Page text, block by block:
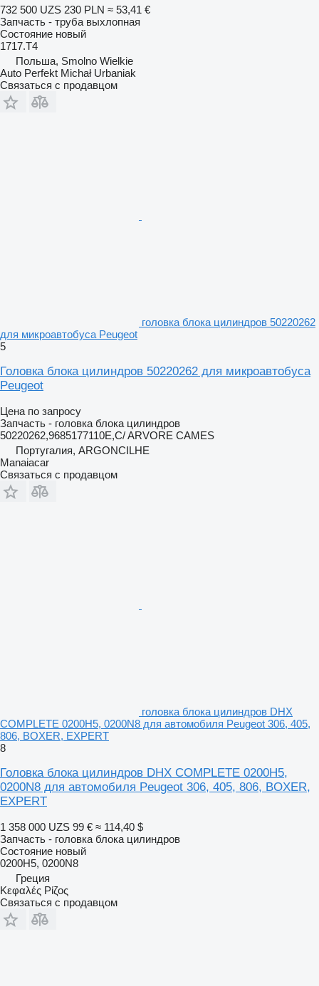
732 500 UZS 230 PLN ≈ 53,41 €
Запчасть - труба выхлопная
Состояние новый
1717.T4
Польша, Smolno Wielkie
Auto Perfekt Michał Urbaniak
Связаться с продавцом
головка блока цилиндров 50220262
для микроавтобуса Peugeot
5
Головка блока цилиндров 50220262 для микроавтобуса
Peugeot
Цена по запросу
Запчасть - головка блока цилиндров
50220262,9685177110E,C/ ARVORE CAMES
Португалия, ARGONCILHE
Manaiacar
Связаться с продавцом
головка блока цилиндров DHX
COMPLETE 0200H5, 0200N8 для автомобиля Peugeot 306, 405,
806, BOXER, EXPERT
8
Головка блока цилиндров DHX COMPLETE 0200H5,
0200N8 для автомобиля Peugeot 306, 405, 806, BOXER,
EXPERT
1 358 000 UZS 99 € ≈ 114,40 $
Запчасть - головка блока цилиндров
Состояние новый
0200H5, 0200N8
Греция
Κεφαλές Ρίζος
Связаться с продавцом